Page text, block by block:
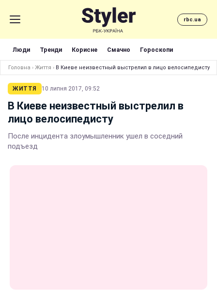
rbc.ua
Люди Тренди Корисне Смачно Гороскопи
Головна › Життя › В Киеве неизвестный выстрелил в лицо велосипедисту
ЖИТТЯ 10 липня 2017, 09:52
В Киеве неизвестный выстрелил в
лицо велосипедисту
После инцидента злоумышленник ушел в соседний
подъезд